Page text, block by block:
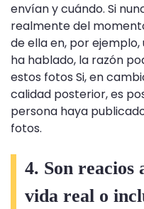
envían y cuándo. Si
realmente del
de ella en, por
ha hablado, la razón
estos fotos Si, en
calidad posterior, es
persona haya
fotos.
4. Son reacios
vida real o